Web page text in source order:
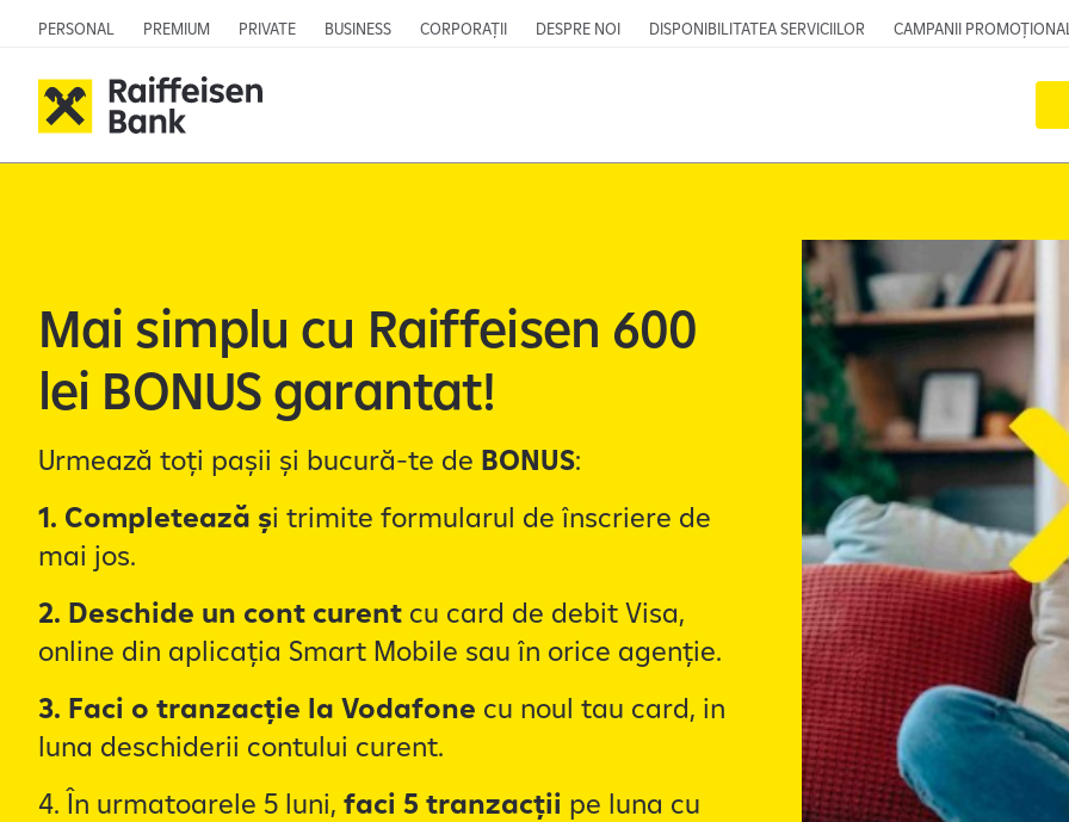
PERSONAL PREMIUM PRIVATE BUSINESS CORPORAȚII DESPRE NOI DISPONIBILITATEA SERVICIILOR CAMPANII
Mai simplu cu Raiffeisen 600
lei BONUS garantat!
Urmează toți pașii și bucură-te de BONUS:
1. Completează și trimite formularul de înscriere de
mai jos.
2. Deschide un cont curent cu card de debit Visa,
online din aplicația Smart Mobile sau în orice agenție.
3. Faci o tranzacție la Vodafone cu noul tau card, in
luna deschiderii contului curent.
4. În urmatoarele 5 luni, faci 5 tranzacții pe luna cu